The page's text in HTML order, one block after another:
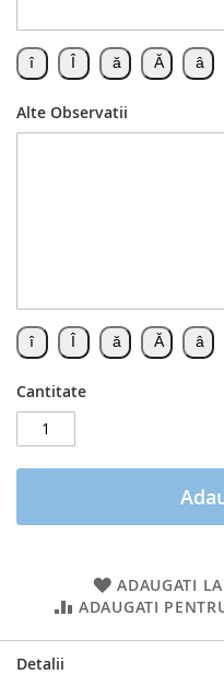
Alte Observatii
Cantitate
ADAUGATI
ADAUGATI
Detalii